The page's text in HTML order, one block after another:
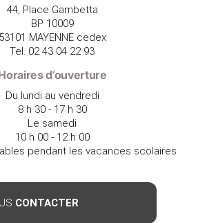
44, Place Gambetta
BP 10009
53101 MAYENNE cedex
Tel. 02 43 04 22 93
d’ouverture
Du lundi au vendredi
8 h 30 - 17 h 30
Le samedi
10 h 00 - 12 h 00
pendant les vacances scolaires
CONTACTER